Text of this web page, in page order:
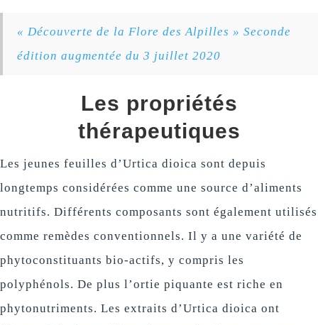
« Découverte de la Flore des Alpilles » Seconde
édition augmentée du 3 juillet 2020
Les propriétés
thérapeutiques
Les jeunes feuilles d’Urtica dioica sont depuis
longtemps considérées comme une source d’aliments
nutritifs. Différents composants sont également utilisés
comme remèdes conventionnels. Il y a une variété de
phytoconstituants bio-actifs, y compris les
polyphénols. De plus l’ortie piquante est riche en
phytonutriments. Les extraits d’Urtica dioica ont